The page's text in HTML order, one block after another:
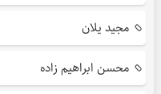
مجید یلان
محسن ابراهیم زاده